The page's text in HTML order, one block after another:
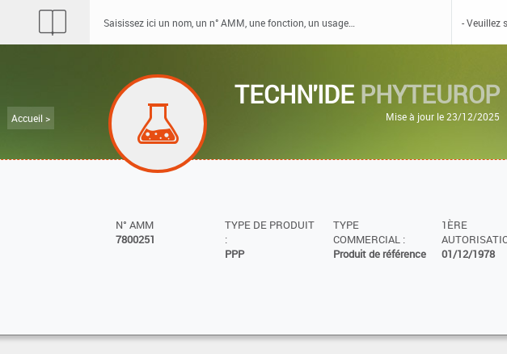
Accueil >
TECHN'IDE PHYTEUROP
Mise à jour le 23/12/2025
N° AMM
7800251
TYPE DE PRODUIT
:
PPP
TYPE
COMMERCIAL :
Produit de référence
1ÈRE
01/12/1978